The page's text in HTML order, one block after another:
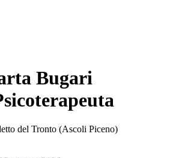
Bugari
del Tronto (Ascoli Piceno)